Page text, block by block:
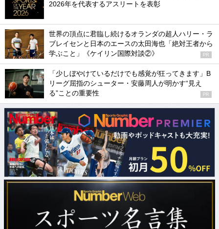
2026年を代表するアスリートを表彰
世界の頂点に君臨し続けるオランダの超人ハリー・ラ
ブレイセンと日本のエースの太田海也「絶対王者から
学ぶこと」《ケイリン国際対談②》
PR
「少しぼやけているだけでも感覚が狂ってきます」B
リーグ屈指のシューター・安藤周人が明かす“見え
る”ことの重要性
PR